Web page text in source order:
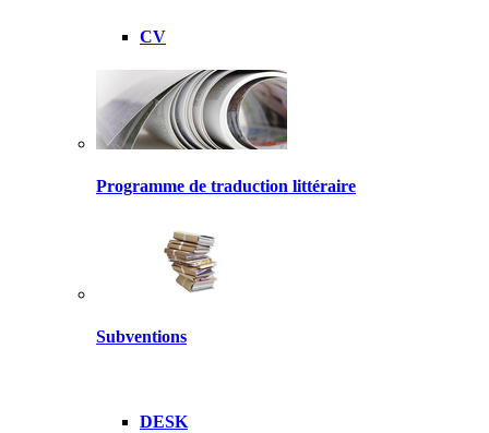
CV
Programme de traduction littéraire
Subventions
DESK